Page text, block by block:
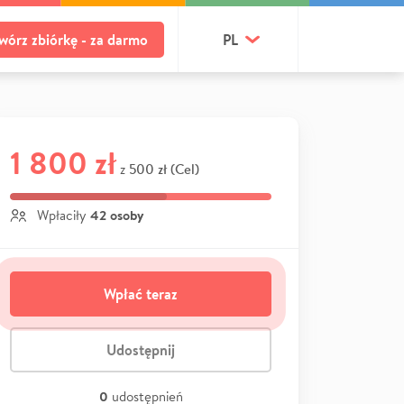
zbiórkę - za darmo PL
1 800 zł z 500 zł (Cel)
Wpłaciły 42 osoby
Wpłać teraz
Udostępnij
0 udostępnień